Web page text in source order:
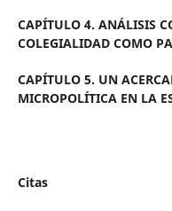
CAPÍTULO 4. ANÁLISIS
COLEGIALIDAD COMO
CAPÍTULO 5. UN
MICROPOLÍTICA EN LA
Citas